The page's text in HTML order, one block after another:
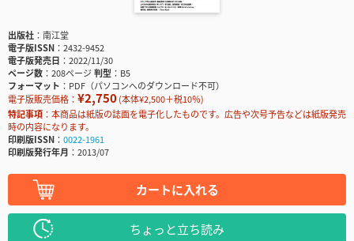
出版社
南江堂
電子版ISSN
2432-9452
電子版発売日
2022/11/30
ページ数
208ページ判型
B5
フォーマット
PDF（パソコンへのダウンロード不可）
電子版販売価格： ¥2,750(本体¥2,500＋税10％)
特記事項
本商品は紙版の誌面を電子化したものです。広告や次号予告などは紙版発売
時の内容になります。
印刷版ISSN
0022-1961
印刷版発行年月
2013/07
カートに入れる
ちょっと立ち読み